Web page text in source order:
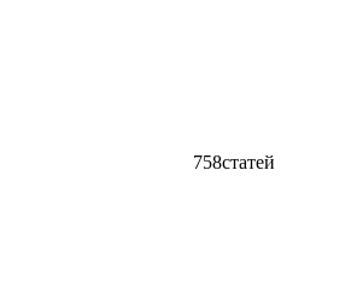
758статей